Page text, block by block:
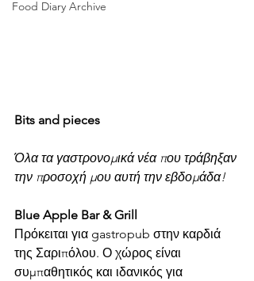
Food Diary Archive
Bits and pieces
Όλα τα γαστρονομικά νέα που τράβηξαν
την προσοχή μου αυτή την εβδομάδα!
Blue Apple Bar & Grill
Πρόκειται για gastropub στην καρδιά
της Σαριπόλου. Ο χώρος είναι
συμπαθητικός και ιδανικός για